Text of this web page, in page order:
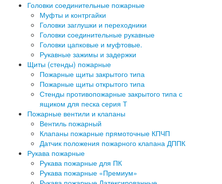
Головки соединительные пожарные
Муфты и контргайки
Головки заглушки и переходники
Головки соединительные рукавные
Головки цапковые и муфтовые.
Рукавные зажимы и задержки
Щиты (стенды) пожарные
Пожарные щиты закрытого типа
Пожарные щиты открытого типа
Стенды противопожарные закрытого типа с
ящиком для песка серия Т
Пожарные вентили и клапаны
Вентиль пожарный
Клапаны пожарные прямоточные КПЧП
Датчик положения пожарного клапана ДППК
Рукава пожарные
Рукава пожарные для ПК
Рукава пожарные «Премиум»